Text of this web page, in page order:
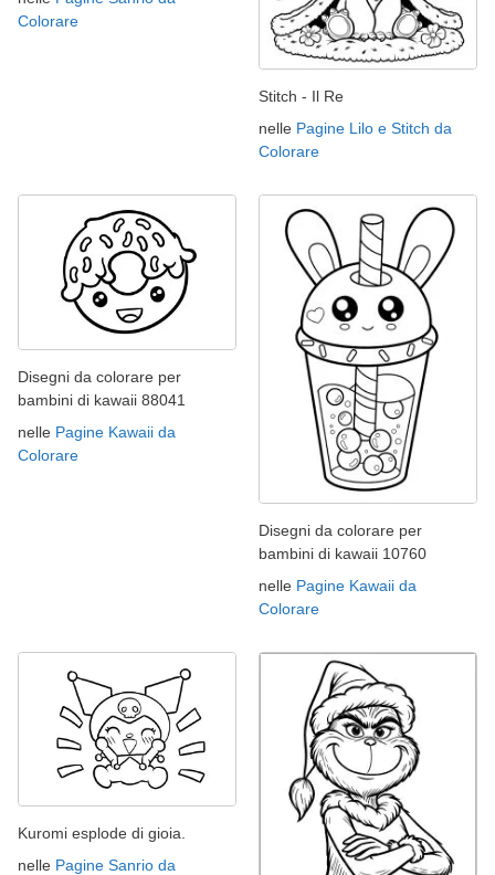
Colorare
Stitch - Il Re
nelle Pagine Lilo e Stitch da
Colorare
Disegni da colorare per
bambini di kawaii 88041
nelle Pagine Kawaii da
Colorare
Disegni da colorare per
bambini di kawaii 10760
nelle Pagine Kawaii da
Colorare
Kuromi esplode di gioia.
nelle Pagine Sanrio da